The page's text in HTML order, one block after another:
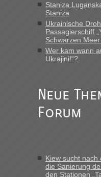
Recht, Visa und
gebrauchter Kleidung
„Vielen Dank, mit einem
gab es keine Probleme“
fast 11 Milliarden
„Am besten wäre
Alleinreisende Männer
Milliarden aufgedeckt
Staniza
Staniza
Ukrainische
Passagierschiff
Schwarzen
Wer kam wann
Ukrajini!“?
Neue
Forum
Kiew sucht
die Sanierung
den Stationen